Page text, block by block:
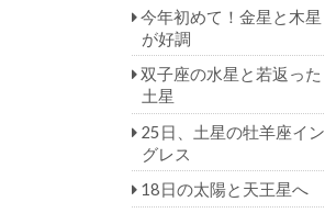
今年初めて！金星と木星
が好調
双子座の水星と若返った
土星
25日、土星の牡羊座イン
グレス
18日の太陽と天王星へ